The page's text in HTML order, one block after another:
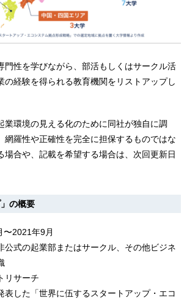
門性を学びながら、部活もしくはサークル活
の経験を得られる教育機関をリストアップし
業環境の見える化のために同社が独自に調
網羅性や正確性を完全に担保するものではな
場合や、記載を希望する場合は、次回更新日
の概要
〜2021年9月
公式の起業部またはサークル、その他ビジネ
リサーチ
表した「世界に伍するスタートアップ・エコ